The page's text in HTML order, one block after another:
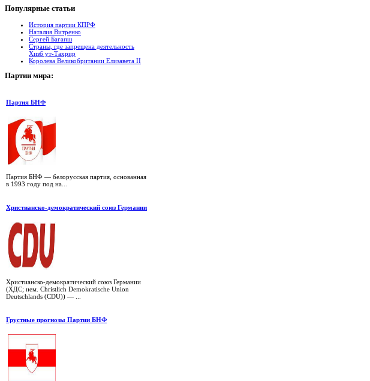
Популярные cтатьи
История партии КПРФ
Наталия Витренко
Сергей Багапш
Страны, где запрещена деятельность
Хизб ут-Тахрир
Королева Великобритании Елизавета II
Партии мира:
Партия БНФ
Партия БНФ — белорусская партия, основанная
в 1993 году под на...
Христианско-демократический союз Германии
Христианско-демократический союз Германии
(ХДС; нем. Christlich Demokratische Union
Deutschlands (CDU)) — ...
Грустные прогнозы Партии БНФ